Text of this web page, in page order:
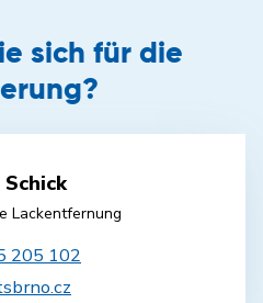
sich für die
Lackentfernung
205 102